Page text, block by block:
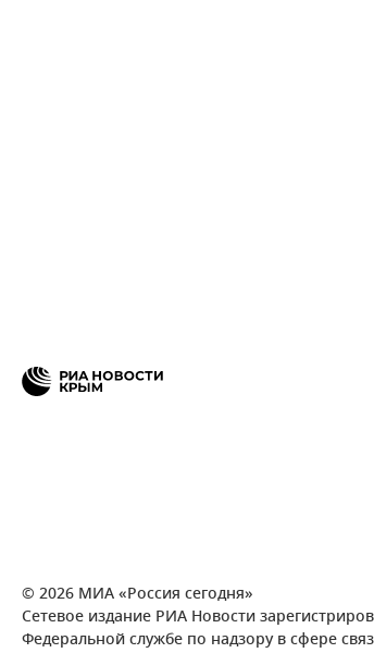
© 2026 МИА «Россия сегодня»
Сетевое издание РИА Новости
Федеральной службе по надзору в сфере